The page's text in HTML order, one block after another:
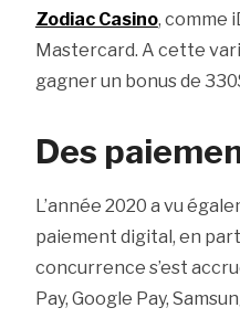
Zodiac Casino, comme
Mastercard. A cette
gagner un bonus de
Des
L’année 2020 a vu
paiement digital, en
concurrence s’est
Pay, Google Pay,